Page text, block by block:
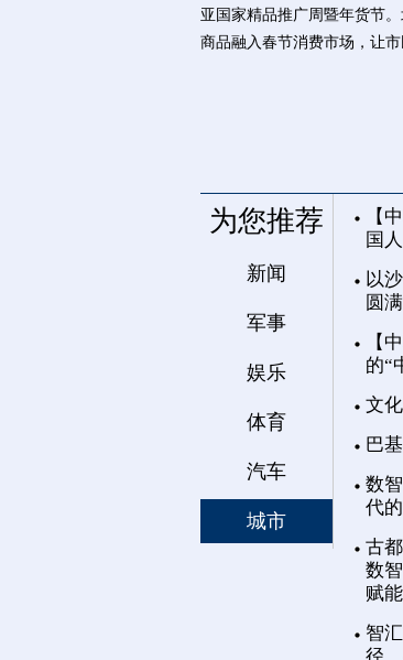
亚国家精品推广周暨年货节
商品融入春节消费市场，让
为您推荐
新闻
军事
娱乐
体育
汽车
城市
【
国
以
圆
【
的“
文
巴
数
代
古
数
赋能
智